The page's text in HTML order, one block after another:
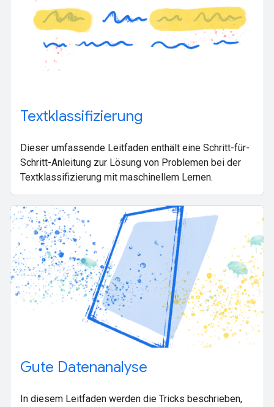
Textklassifizierung
Dieser umfassende Leitfaden enthält eine Schritt-für-
Schritt-Anleitung zur Lösung von Problemen bei der
Textklassifizierung mit maschinellem Lernen.
Gute Datenanalyse
In diesem Leitfaden werden die Tricks beschrieben,